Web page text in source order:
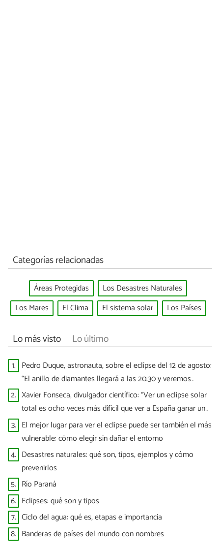
Categorías relacionadas
Áreas Protegidas
Los Desastres Naturales
Los Mares
El Clima El sistema solar Los Países
Lo más visto Lo último
1. Pedro Duque, astronauta, sobre el eclipse del 12 de agosto:
“El anillo de diamantes llegará a las 20:30 y veremos
puntitos brillantes”
2. Xavier Fonseca, divulgador científico: “Ver un eclipse solar
total es ocho veces más difícil que ver a España ganar un
Mundial”
3. El mejor lugar para ver el eclipse puede ser también el más
vulnerable: cómo elegir sin dañar el entorno
4. Desastres naturales: qué son, tipos, ejemplos y cómo
prevenirlos
5. Río Paraná
6. Eclipses: qué son y tipos
7. Ciclo del agua: qué es, etapas e importancia
8. Banderas de países del mundo con nombres